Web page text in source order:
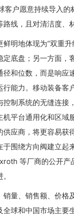
客户愿意持续导入
线，且对清洁度、
明地体现为“双重
底盘；另一方面，
和位数，而是响
能力。移动装备
制系统的无缝连
平台通用化和区
应商，将更容易
围绕方向阀建立
等厂商的公开产
量、销售额、价
球和中国市场主要